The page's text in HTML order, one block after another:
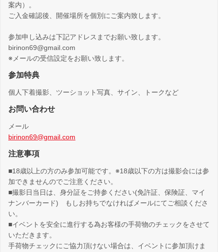
案内）。
ご入金確認後、開催場所を個別にご案内致します。
参加申し込みは下記アドレスまでお願い致します。
birinon69@gmail.com
※メールの受信設定をお願い致します。
参加特典
個人下着撮影、ツーショット写真、サイン、トークなど
お問い合わせ
メール
birinon69@gmail.com
注意事項
■18歳以上の方のみ参加可能です。※18歳以下の方は撮影会には参
加できませんのでご注意ください。
■撮影日当日は、身分証をご持参ください(免許証、保険証、マイ
ナンバーカード) もしお持ちでなければメールにてご相談くださ
い。
■イベントを安全に進行する為お客様の手荷物のチェックをさせて
いただきます。
手荷物チェックにご協力頂けない場合は、イベントに参加頂けま